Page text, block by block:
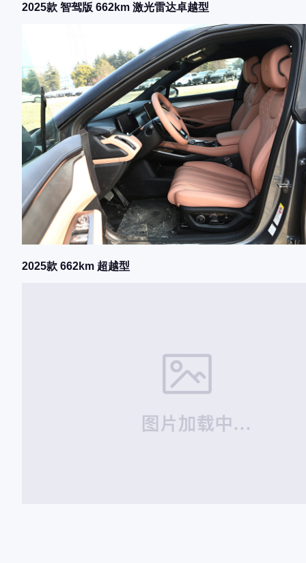
2025款 智驾版 662km 激光雷达卓越型
2025款 662km 超越型